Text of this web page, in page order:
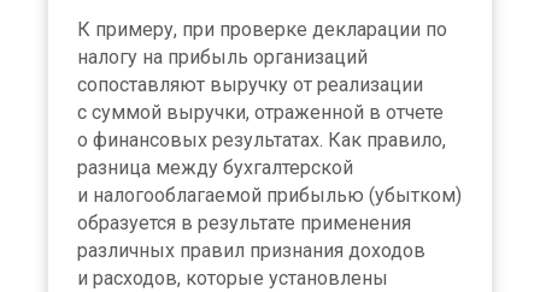
К примеру, при проверке декларации по
налогу на прибыль организаций
сопоставляют выручку от реализации
с суммой выручки, отраженной в отчете
о финансовых результатах. Как правило,
разница между бухгалтерской
и налогооблагаемой прибылью (убытком)
образуется в результате применения
различных правил признания доходов
и расходов, которые установлены